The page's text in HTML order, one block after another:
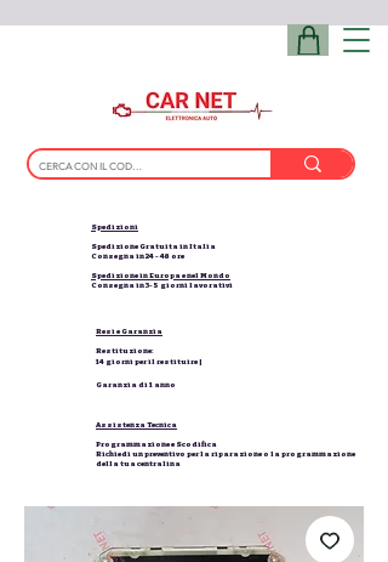
Spedizioni
Spedizione Gratuita in Italia
Consegna in 24 - 48 ore
Spedizione in Europa e nel Mondo
Consegna in 3-5 giorni lavorativi
Resi e Garanzia
Restituzione:
14 giorni per il restituire |
Garanzia di 1 anno
Assistenza Tecnica
Programmazione e Scodifica
Richiedi un preventivo per la riparazione o la programmazione
della tua centralina